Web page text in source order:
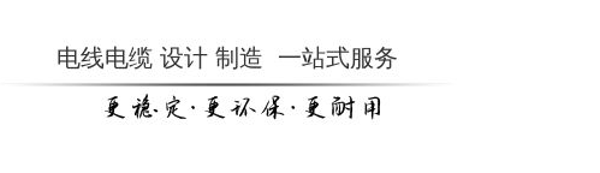
电线电缆 设计 制造 一站式服务